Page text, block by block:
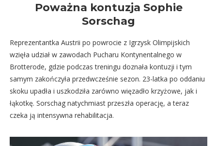
Poważna kontuzja Sophie
Sorschag
Reprezentantka Austrii po powrocie z Igrzysk Olimpijskich
wzięła udział w zawodach Pucharu Kontynentalnego w
Brotterode, gdzie podczas treningu doznała kontuzji i tym
samym zakończyła przedwcześnie sezon. 23-latka po oddaniu
skoku upadła i uszkodziła zarówno więzadło krzyżowe, jak i
łąkotkę. Sorschag natychmiast przeszła operację, a teraz
czeka ją intensywna rehabilitacja.